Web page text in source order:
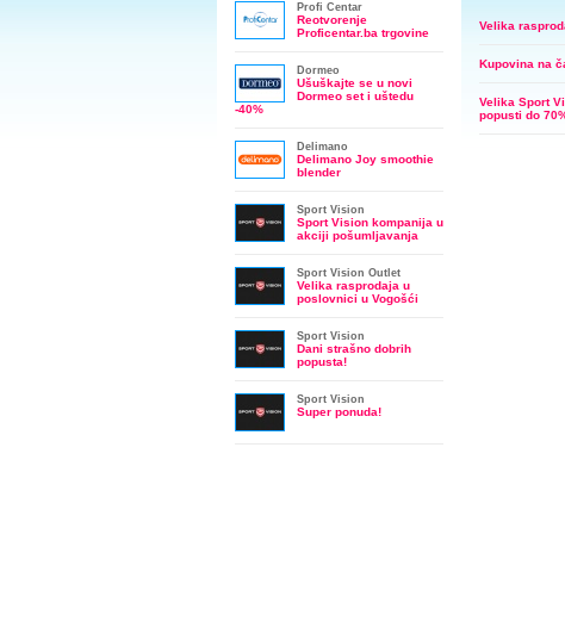
Profi Centar
Reotvorenje
Proficentar.ba trgovine
Dormeo
Ušuškajte se u novi
Dormeo set i uštedu
-40%
Delimano
Delimano Joy smoothie
blender
Sport Vision
Sport Vision kompanija u
akciji pošumljavanja
Sport Vision Outlet
Velika rasprodaja u
poslovnici u Vogošći
Sport Vision
Dani strašno dobrih
popusta!
Sport Vision
Super ponuda!
Velika
Kupovina na
Velika Sport
popusti do